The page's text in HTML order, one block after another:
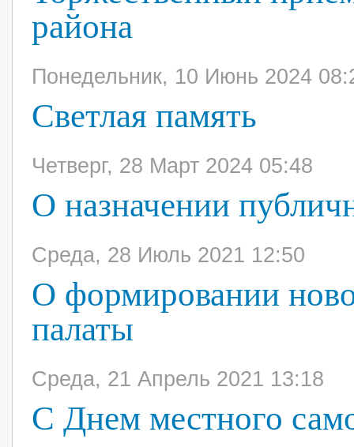
района
Понедельник, 10 Июнь 2024
Светлая память
Четверг, 28 Март 2024 05:48
О назначении
Среда, 28 Июль 2021 12:50
О формировании
палаты
Среда, 21 Апрель 2021 13:18
С Днем местного